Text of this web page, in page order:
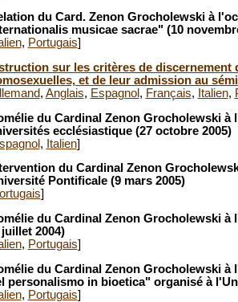
du Card. Zenon Grocholewski à
musicae sacrae" (10
, Portugais]
sur les critères de
et de leur admission au
, Anglais, Espagnol , Français, Italien,
du Cardinal Zenon Grocholewski
ecclésiastique (27 octobre 2005)
, Italien]
du Cardinal Zenon
Pontificale (9 mars 2005)
]
du Cardinal Zenon Grocholewski
juillet 2004)
, Portugais]
du Cardinal Zenon Grocholewski
personalismo in bioetica" organisé à
, Portugais]